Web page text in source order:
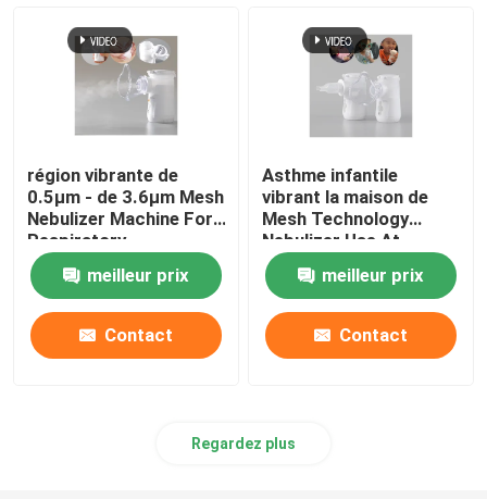
région vibrante de
0.5μm - de 3.6μm Mesh
Nebulizer Machine For
Respiratory
meilleur prix
Contact
Asthme infantile
vibrant la maison de
Mesh Technology
Nebulizer Use At
médicamenteuse
meilleur prix
Contact
Regardez plus